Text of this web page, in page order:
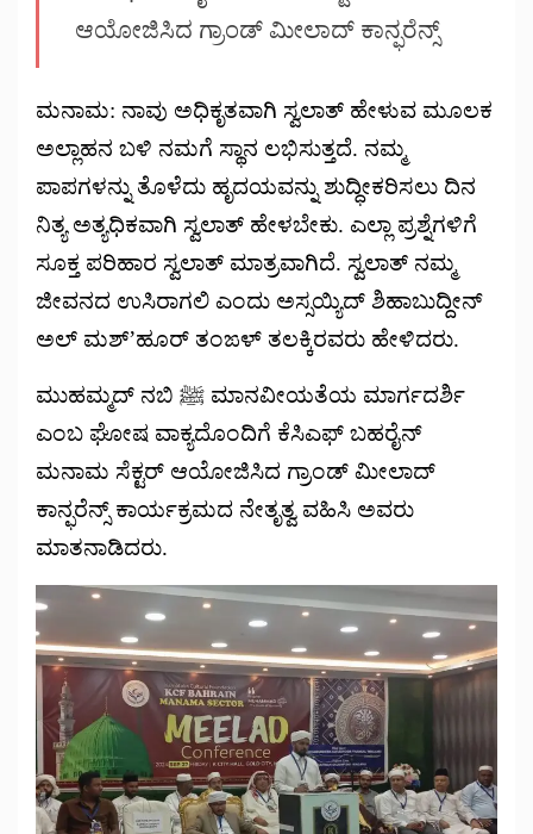
ಆಯೋಜಿಸಿದ ಗ್ರಾಂಡ್ ಮೀಲಾದ್ ಕಾನ್ಫರೆನ್ಸ್
ಮನಾಮ: ನಾವು ಅಧಿಕೃತವಾಗಿ ಸ್ವಲಾತ್ ಹೇಳುವ ಮೂಲಕ
ಅಲ್ಲಾಹನ ಬಳಿ ನಮಗೆ ಸ್ಥಾನ ಲಭಿಸುತ್ತದೆ. ನಮ್ಮ
ಪಾಪಗಳನ್ನು ತೊಳೆದು ಹೃದಯವನ್ನು ಶುದ್ಧೀಕರಿಸಲು ದಿನ
ನಿತ್ಯ ಅತ್ಯಧಿಕವಾಗಿ ಸ್ವಲಾತ್ ಹೇಳಬೇಕು. ಎಲ್ಲಾ ಪ್ರಶ್ನೆಗಳಿಗೆ
ಸೂಕ್ತ ಪರಿಹಾರ ಸ್ವಲಾತ್ ಮಾತ್ರವಾಗಿದೆ. ಸ್ವಲಾತ್ ನಮ್ಮ
ಜೀವನದ ಉಸಿರಾಗಲಿ ಎಂದು ಅಸ್ಸಯ್ಯಿದ್ ಶಿಹಾಬುದ್ದೀನ್
ಅಲ್ ಮಶ್’ಹೂರ್ ತಂಙಳ್ ತಲಕ್ಕಿರವರು ಹೇಳಿದರು.
ಮುಹಮ್ಮದ್ ನಬಿ ﷺ ಮಾನವೀಯತೆಯ ಮಾರ್ಗದರ್ಶಿ
ಎಂಬ ಘೋಷ ವಾಕ್ಯದೊಂದಿಗೆ ಕೆಸಿಎಫ್ ಬಹರೈನ್
ಮನಾಮ ಸೆಕ್ಟರ್ ಆಯೋಜಿಸಿದ ಗ್ರಾಂಡ್ ಮೀಲಾದ್
ಕಾನ್ಫರೆನ್ಸ್ ಕಾರ್ಯಕ್ರಮದ ನೇತೃತ್ವ ವಹಿಸಿ ಅವರು
ಮಾತನಾಡಿದರು.